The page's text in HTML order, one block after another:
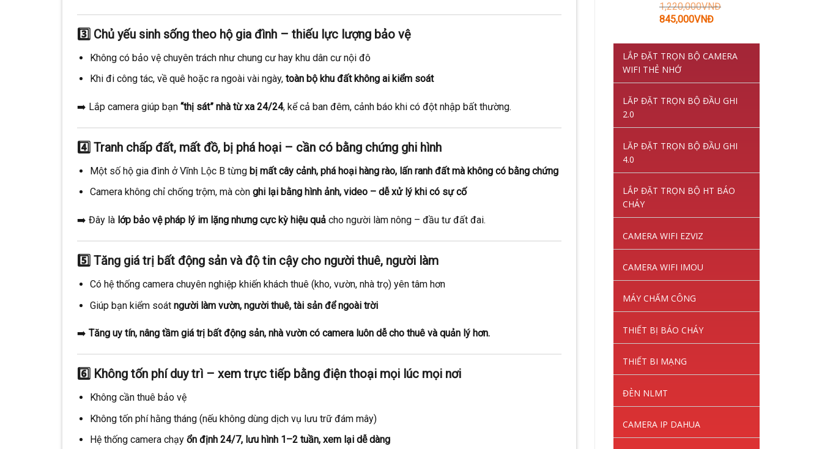
3️⃣ Chủ yếu sinh sống theo hộ gia đình – thiếu lực lượng bảo vệ
Không có bảo vệ chuyên trách như chung cư hay khu dân cư nội đô
Khi đi công tác, về quê hoặc ra ngoài vài ngày, toàn bộ khu đất không ai kiểm soát
➡️ Lắp camera giúp bạn “thị sát” nhà từ xa 24/24, kể cả ban đêm, cảnh báo khi có đột nhập bất thường.
4️⃣ Tranh chấp đất, mất đồ, bị phá hoại – cần có bằng chứng ghi hình
Một số hộ gia đình ở Vĩnh Lộc B từng bị mất cây cảnh, phá hoại hàng rào, lấn ranh đất mà không có bằng chứng
Camera không chỉ chống trộm, mà còn ghi lại bằng hình ảnh, video – dễ xử lý khi có sự cố
➡️ Đây là lớp bảo vệ pháp lý im lặng nhưng cực kỳ hiệu quả cho người làm nông – đầu tư đất đai.
5️⃣ Tăng giá trị bất động sản và độ tin cậy cho người thuê, người làm
Có hệ thống camera chuyên nghiệp khiến khách thuê (kho, vườn, nhà trọ) yên tâm hơn
Giúp bạn kiểm soát người làm vườn, người thuê, tài sản để ngoài trời
➡️ Tăng uy tín, nâng tầm giá trị bất động sản, nhà vườn có camera luôn dễ cho thuê và quản lý hơn.
6️⃣ Không tốn phí duy trì – xem trực tiếp bằng điện thoại mọi lúc mọi nơi
Không cần thuê bảo vệ
Không tốn phí hằng tháng (nếu không dùng dịch vụ lưu trữ đám mây)
Hệ thống camera chạy ổn định 24/7, lưu hình 1–2 tuần, xem lại dễ dàng
1,220,000VNĐ
Giá
là:
1,220,000VNĐ.
845,000VNĐGiá
tại
là:
LẮP ĐẶT TRỌN BỘ CAMERA
WIFI THẺ NHỚ
LĂP ĐẶT TRỌN BỘ ĐẦU GHI
2.0
LĂP ĐẶT TRỌN BỘ ĐẦU GHI
4.0
LẮP ĐẶT TRỌN BỘ HT BÁO
CHÁY
CAMERA WIFI EZVIZ
CAMERA WIFI IMOU
MÁY CHẤM CÔNG
THIẾT BỊ BÁO CHÁY
THIẾT BI MẠNG
ĐÈN NLMT
CAMERA IP DAHUA